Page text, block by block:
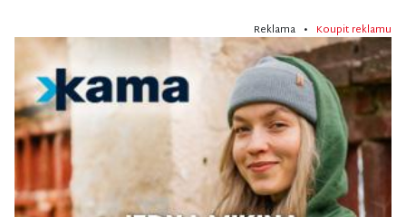
Reklama • Koupit reklamu